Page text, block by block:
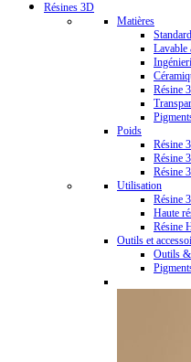
Résines 3D
Matières
Standard
Lavable
Résine
Poids
Résine
Résine
Résine
Utilisation
Résine
Haute
Résine
Outils et
Outils &